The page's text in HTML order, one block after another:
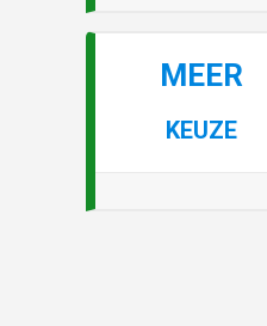
MEER
KEUZE